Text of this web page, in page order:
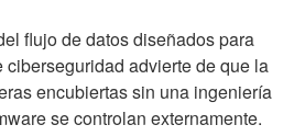
flujo de datos diseñados para
advierte de que la
encubiertas sin una ingeniería
se controlan externamente.